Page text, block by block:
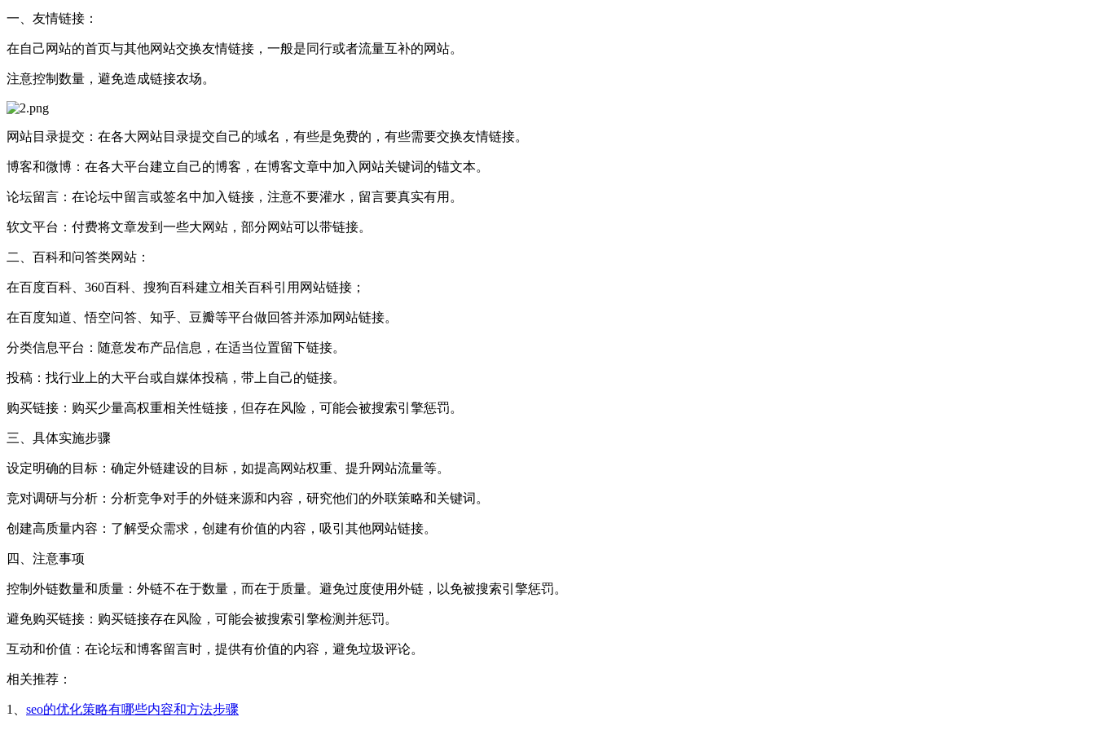
‌一、友情链接‌：
在自己网站的首页与其他网站交换友情链接，一般是同行或者流量互补的网站。
注意控制数量，避免造成链接农场。
‌网站目录提交‌：在各大网站目录提交自己的域名，有些是免费的，有些需要交换友情链接。
‌博客和微博‌：在各大平台建立自己的博客，在博客文章中加入网站关键词的锚文本。
‌论坛留言‌：在论坛中留言或签名中加入链接，注意不要灌水，留言要真实有用。
‌软文平台‌：付费将文章发到一些大网站，部分网站可以带链接。
‌二、百科和问答类网站‌：
在百度百科、360百科、搜狗百科建立相关百科引用网站链接；
在百度知道、悟空问答、知乎、豆瓣等平台做回答并添加网站链接。
‌分类信息平台‌：随意发布产品信息，在适当位置留下链接。
‌投稿‌：找行业上的大平台或自媒体投稿，带上自己的链接。
‌购买链接‌：购买少量高权重相关性链接，但存在风险，可能会被搜索引擎惩罚。
三、具体实施步骤
‌设定明确的目标‌：确定外链建设的目标，如提高网站权重、提升网站流量等。
‌竞对调研与分析‌：分析竞争对手的外链来源和内容，研究他们的外联策略和关键词。
‌创建高质量内容‌：了解受众需求，创建有价值的内容，吸引其他网站链接。
四、注意事项
‌控制外链数量和质量‌：外链不在于数量，而在于质量。避免过度使用外链，以免被搜索引擎惩罚。
‌避免购买链接‌：购买链接存在风险，可能会被搜索引擎检测并惩罚。
‌互动和价值‌：在论坛和博客留言时，提供有价值的内容，避免垃圾评论。
相关推荐：
1、 seo的优化策略有哪些内容和方法步骤